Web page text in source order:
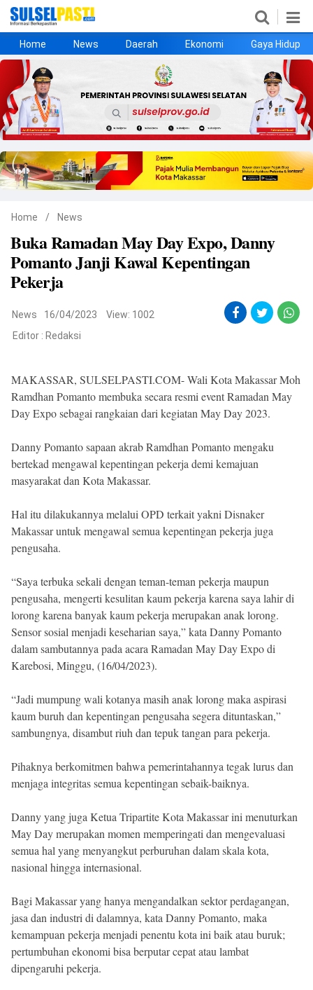
Home
News
Daerah
Ekonomi
Gaya Hidup
Kesehatan
Metro
Nasional
Hukrim
Olahraga
Politik
UMKM
Opini
©
Copyright
2026
Sulselpasti.com
.
Reserved
Home News Daerah Ekonomi Gaya Hidup
Home / News
Buka Ramadan May Day Expo, Danny
Pomanto Janji Kawal Kepentingan
Pekerja
News 16/04/2023
View: 1002
Editor : Redaksi
MAKASSAR, SULSELPASTI.COM- Wali Kota Makassar Moh
Ramdhan Pomanto membuka secara resmi event Ramadan May
Day Expo sebagai rangkaian dari kegiatan May Day 2023.
Danny Pomanto sapaan akrab Ramdhan Pomanto mengaku
bertekad mengawal kepentingan pekerja demi kemajuan
masyarakat dan Kota Makassar.
Hal itu dilakukannya melalui OPD terkait yakni Disnaker
Makassar untuk mengawal semua kepentingan pekerja juga
pengusaha.
“Saya terbuka sekali dengan teman-teman pekerja maupun
pengusaha, mengerti kesulitan kaum pekerja karena saya lahir di
lorong karena banyak kaum pekerja merupakan anak lorong.
Sensor sosial menjadi keseharian saya,” kata Danny Pomanto
dalam sambutannya pada acara Ramadan May Day Expo di
Karebosi, Minggu, (16/04/2023).
“Jadi mumpung wali kotanya masih anak lorong maka aspirasi
kaum buruh dan kepentingan pengusaha segera dituntaskan,”
sambungnya, disambut riuh dan tepuk tangan para pekerja.
Pihaknya berkomitmen bahwa pemerintahannya tegak lurus dan
menjaga integritas semua kepentingan sebaik-baiknya.
Danny yang juga Ketua Tripartite Kota Makassar ini menuturkan
May Day merupakan momen memperingati dan mengevaluasi
semua hal yang menyangkut perburuhan dalam skala kota,
nasional hingga internasional.
Bagi Makassar yang hanya mengandalkan sektor perdagangan,
jasa dan industri di dalamnya, kata Danny Pomanto, maka
kemampuan pekerja menjadi penentu kota ini baik atau buruk;
pertumbuhan ekonomi bisa berputar cepat atau lambat
dipengaruhi pekerja.